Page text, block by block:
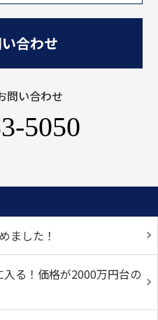
合わせ
問い合わせ
5050
ました！
る！価格が2000万円台の